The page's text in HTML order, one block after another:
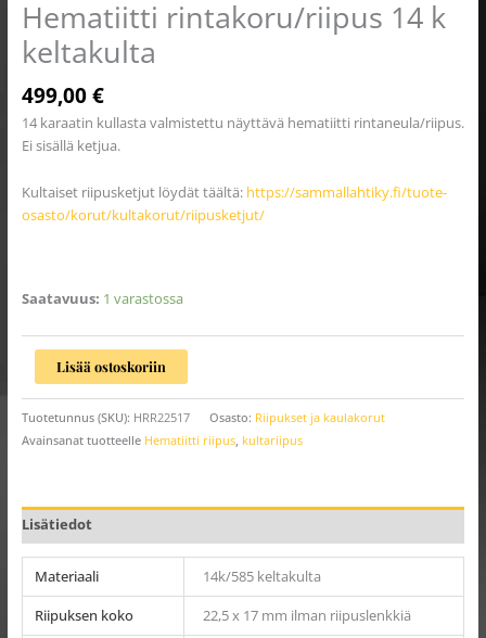
Hematiitti rintakoru/riipus 14 k
keltakulta
499,00€
14 karaatin kullasta valmistettu näyttävä hematiitti rintaneula/riipus.
Ei sisällä ketjua.
Kultaiset riipusketjut löydät täältä: https://sammallahtiky.fi/tuote-
osasto/korut/kultakorut/riipusketjut/
Saatavuus: 1 varastossa
Lisää ostoskoriin
Tuotetunnus (SKU): HRR22517 Osasto: Riipukset ja kaulakorut
Avainsanat tuotteelle Hematiitti riipus, kultariipus
Lisätiedot
Materiaali
14k/585 keltakulta
Riipuksen koko
22,5 x 17 mm ilman riipuslenkkiä